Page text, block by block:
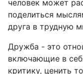
человек может
поделиться
друга в трудную
Дружба - это
включающие в
критику, ценить